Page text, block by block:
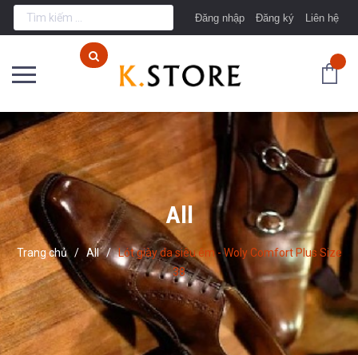
Đăng nhập Đăng ký Liên hệ
All
Trang chủ / All / Lót giày da siêu êm - Woly Comfort Plus Size
38